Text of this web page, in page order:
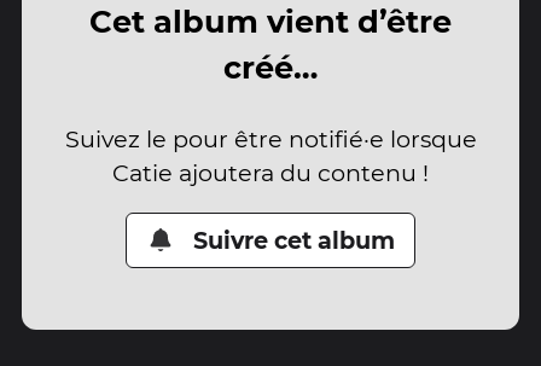
Cet album vient d’être
créé…
Suivez le pour être notifié·e lorsque
Catie ajoutera du contenu !
Suivre cet album